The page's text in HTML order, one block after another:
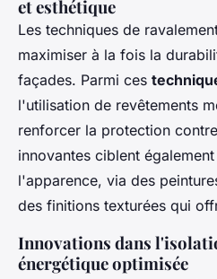
et esthétique
Les techniques de
maximiser à la fois la
façades. Parmi ces
l'utilisation de revêtements
renforcer la protection
innovantes ciblent
l'apparence, via des
des finitions texturées qui
Innovations dans
énergétique optimisée